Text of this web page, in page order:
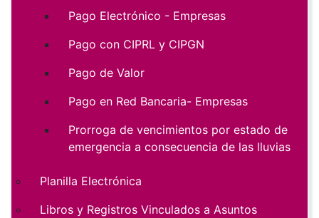
Pago Electrónico - Empresas
Pago con CIPRL y CIPGN
Pago de Valor
Pago en Red Bancaria- Empresas
Prorroga de vencimientos por estado de
emergencia a consecuencia de las lluvias
Planilla Electrónica
Libros y Registros Vinculados a Asuntos